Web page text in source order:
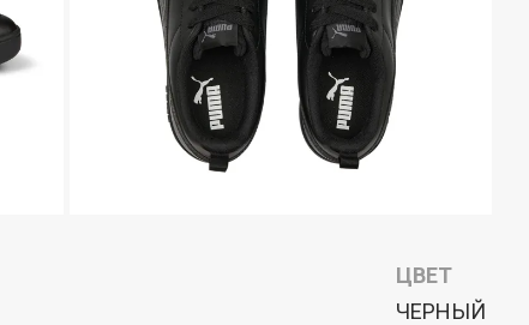
ЦВЕТ
ЧЕРНЫЙ